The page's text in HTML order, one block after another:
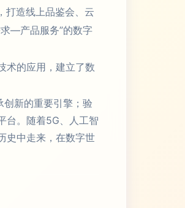
打造线上品鉴会、云
—产品服务”的数字
术的应用，建立了数
创新的重要引擎；验
台。随着5G、人工智
史中走来，在数字世